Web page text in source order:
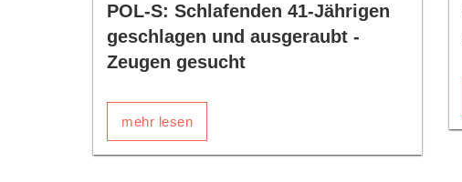
POL-S: Schlafenden 41-Jährigen
geschlagen und ausgeraubt -
Zeugen gesucht
mehr lesen